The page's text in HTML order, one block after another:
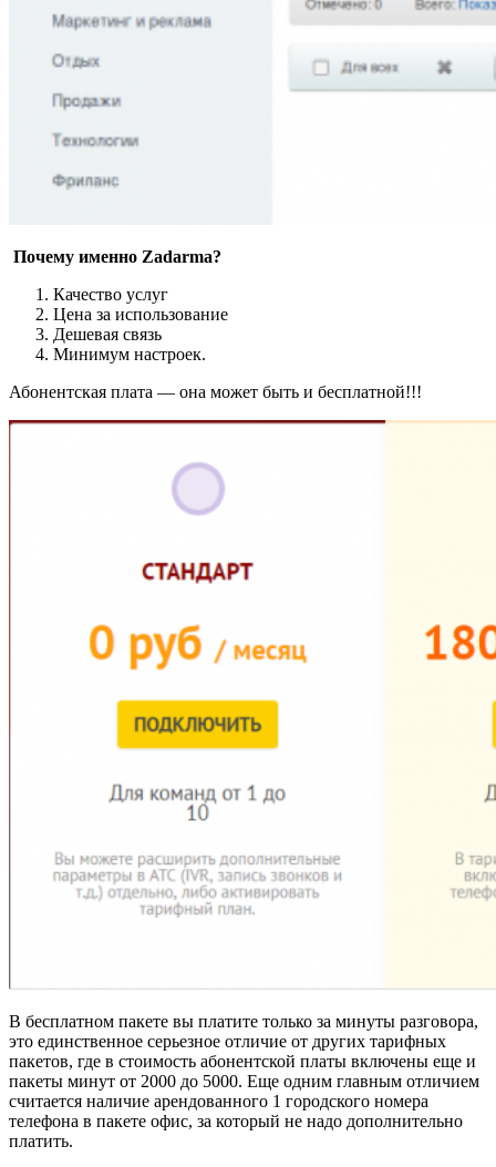
Почему именно Zadarma?
Качество услуг
Цена за использование
Дешевая связь
Минимум настроек.
Абонентская плата — она может быть и бесплатной!!!
В бесплатном пакете вы платите только за минуты разговора,
это единственное серьезное отличие от других тарифных
пакетов, где в стоимость абонентской платы включены еще и
пакеты минут от 2000 до 5000. Еще одним главным отличием
считается наличие арендованного 1 городского номера
телефона в пакете офис, за который не надо дополнительно
платить.